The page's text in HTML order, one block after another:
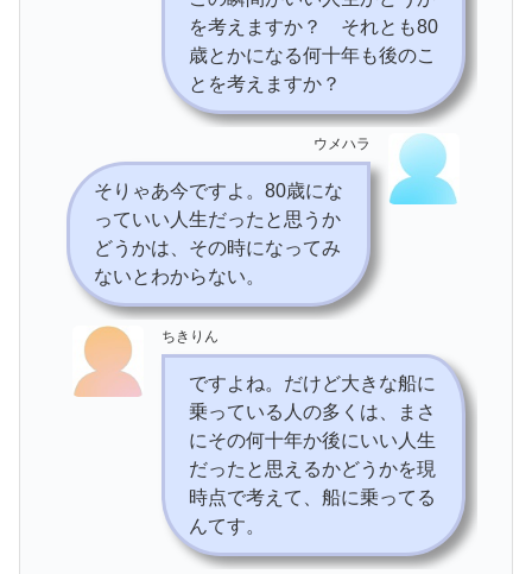
を考えますか？ それとも80
歳とかになる何十年も後のこ
とを考えますか？
ウメハラ
そりゃあ今ですよ。80歳にな
っていい人生だったと思うか
どうかは、その時になってみ
ないとわからない。
ちきりん
ですよね。だけど大きな船に
乗っている人の多くは、まさ
にその何十年か後にいい人生
だったと思えるかどうかを現
時点で考えて、船に乗ってる
んてす。